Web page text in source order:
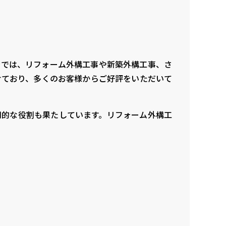
は、リフォーム外構工事や新築外構工事、さ
おり、多くのお客様からご好評をいただいて
な役割も果たしています。リフォーム外構工